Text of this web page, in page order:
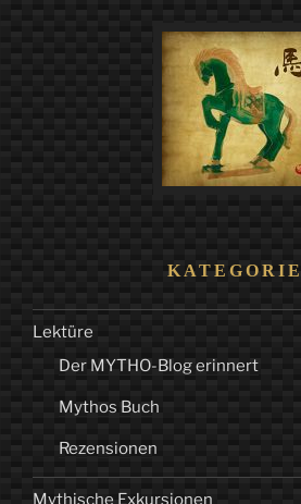
Lektüre
Der MYTHO-Blog erinnert
Mythos Buch
Rezensionen
Mythische Exkursionen